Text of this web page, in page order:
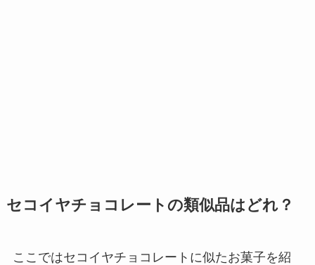
セコイヤチョコレートの類似品はどれ？
ここではセコイヤチョコレートに似たお菓子を紹